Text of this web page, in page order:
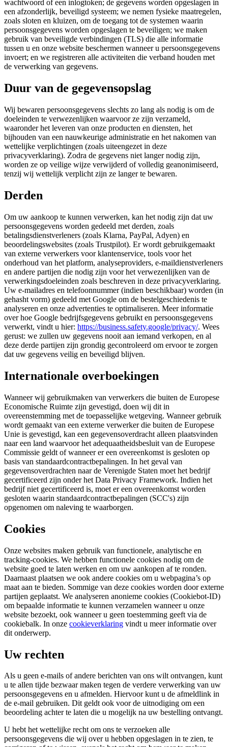
wachtwoord of een inlogtoken; de gegevens worden opgeslagen in
een afzonderlijk, beveiligd systeem; we nemen fysieke maatregelen,
zoals sloten en kluizen, om de toegang tot de systemen waarin
persoonsgegevens worden opgeslagen te beveiligen; we maken
gebruik van beveiligde verbindingen (TLS) die alle informatie
tussen u en onze website beschermen wanneer u persoonsgegevens
invoert; en we registreren alle activiteiten die verband houden met
de verwerking van gegevens.
Duur van de gegevensopslag
Wij bewaren persoonsgegevens slechts zo lang als nodig is om de
doeleinden te verwezenlijken waarvoor ze zijn verzameld,
waaronder het leveren van onze producten en diensten, het
bijhouden van een nauwkeurige administratie en het nakomen van
wettelijke verplichtingen (zoals uiteengezet in deze
privacyverklaring). Zodra de gegevens niet langer nodig zijn,
worden ze op veilige wijze verwijderd of volledig geanonimiseerd,
tenzij wij wettelijk verplicht zijn ze langer te bewaren.
Derden
Om uw aankoop te kunnen verwerken, kan het nodig zijn dat uw
persoonsgegevens worden gedeeld met derden, zoals
betalingsdienstverleners (zoals Klarna, PayPal, Adyen) en
beoordelingswebsites (zoals Trustpilot). Er wordt gebruikgemaakt
van externe verwerkers voor klantenservice, tools voor het
onderhoud van het platform, analyseproviders, e-maildienstverleners
en andere partijen die nodig zijn voor het verwezenlijken van de
verwerkingsdoeleinden zoals beschreven in deze privacyverklaring.
Uw e-mailadres en telefoonnummer (indien beschikbaar) worden (in
gehasht vorm) gedeeld met Google om de bestelgeschiedenis te
analyseren en onze advertenties te optimaliseren. Meer informatie
over hoe Google bedrijfsgegevens gebruikt en persoonsgegevens
verwerkt, vindt u hier: https://business.safety.google/privacy/. Wees
gerust: we zullen uw gegevens nooit aan iemand verkopen, en al
deze derde partijen zijn grondig gecontroleerd om ervoor te zorgen
dat uw gegevens veilig en beveiligd blijven.
Internationale overboekingen
Wanneer wij gebruikmaken van verwerkers die buiten de Europese
Economische Ruimte zijn gevestigd, doen wij dit in
overeenstemming met de toepasselijke wetgeving. Wanneer gebruik
wordt gemaakt van een externe verwerker die buiten de Europese
Unie is gevestigd, kan een gegevensoverdracht alleen plaatsvinden
naar een land waarvoor het adequaatheidsbesluit van de Europese
Commissie geldt of wanneer er een overeenkomst is gesloten op
basis van standaardcontractbepalingen. In het geval van
gegevensoverdrachten naar de Verenigde Staten moet het bedrijf
gecertificeerd zijn onder het Data Privacy Framework. Indien het
bedrijf niet gecertificeerd is, moet er een overeenkomst worden
gesloten waarin standaardcontractbepalingen (SCC's) zijn
opgenomen om naleving te waarborgen.
Cookies
Onze websites maken gebruik van functionele, analytische en
tracking-cookies. We hebben functionele cookies nodig om de
website goed te laten werken en om uw aankopen af te ronden.
Daarnaast plaatsen we ook andere cookies om u webpagina’s op
maat aan te bieden. Sommige van deze cookies worden door externe
partijen geplaatst. We analyseren anonieme cookies (Cookiebot-ID)
om bepaalde informatie te kunnen verzamelen wanneer u onze
website bezoekt, ook wanneer u geen toestemming geeft via de
cookiebalk. In onze cookieverklaring vindt u meer informatie over
dit onderwerp.
Uw rechten
Als u geen e-mails of andere berichten van ons wilt ontvangen, kunt
u te allen tijde bezwaar maken tegen de verdere verwerking van uw
persoonsgegevens en u afmelden. Hiervoor kunt u de afmeldlink in
de e-mail gebruiken. Dit geldt ook voor de uitnodiging om een
beoordeling achter te laten die u mogelijk na uw bestelling ontvangt.
U hebt het wettelijke recht om ons te verzoeken alle
persoonsgegevens die wij over u hebben opgeslagen in te zien, te